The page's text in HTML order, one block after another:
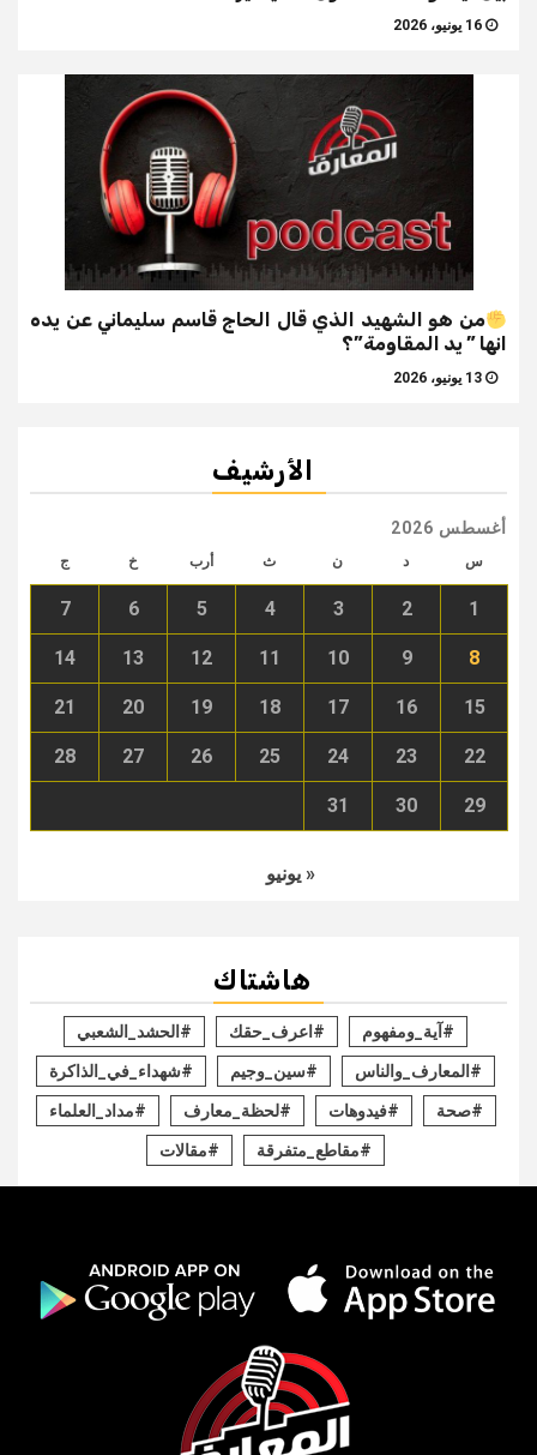
من هو الشهيد الذي قال الحاج قاسم سليماني عن يده
انها ” يد المقاومة”؟
الأرشيف
أغسطس 2026
س د ن ث أرب خ ج
1
2
3
4
5
6
7
8
9
10
11
12
13
14
15
16
17
18
19
20
21
22
23
24
25
26
27
28
29
30
31
« يونيو
هاشتاك
#آية_ومفهوم #اعرف_حقك #الحشد_الشعبي
#المعارف_والناس #سين_وجيم #شهداء_في_الذاكرة
#صحة #فيدوهات #لحظة_معارف #مداد_العلماء
#مقاطع_متفرقة #مقالات